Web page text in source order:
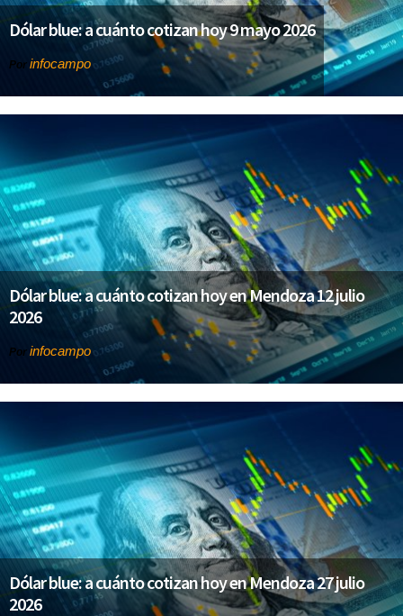
Dólar blue: a cuánto cotizan hoy 9 mayo 2026
Por infocampo
Dólar blue: a cuánto cotizan hoy en Mendoza 12 julio
2026
Por infocampo
Dólar blue: a cuánto cotizan hoy en Mendoza 27 julio
2026